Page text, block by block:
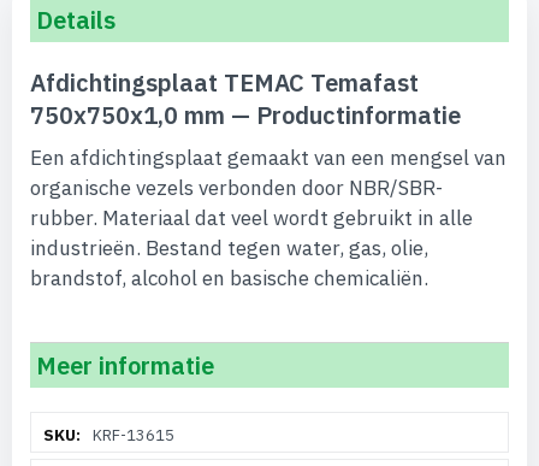
Details
Afdichtingsplaat TEMAC Temafast
750x750x1,0 mm — Productinformatie
Een afdichtingsplaat gemaakt van een mengsel van
organische vezels verbonden door NBR/SBR-
rubber. Materiaal dat veel wordt gebruikt in alle
industrieën. Bestand tegen water, gas, olie,
brandstof, alcohol en basische chemicaliën.
Meer informatie
informatieKRF-13615